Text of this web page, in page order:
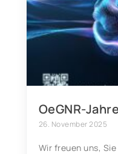
OeGNR-
26. November 2025
Wir freuen uns,